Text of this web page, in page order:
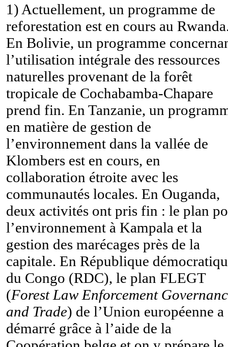
1) Actuellement, un programme de
reforestation est en cours au
En Bolivie, un programme
l’utilisation intégrale des ressources
naturelles provenant de la forêt
tropicale de Cochabamba-Chapare
prend fin. En Tanzanie, un
en matière de gestion de
l’environnement dans la vallée de
Klombers est en cours, en
collaboration étroite avec les
communautés locales. En Ouganda,
deux activités ont pris fin : le plan
l’environnement à Kampala et la
gestion des marécages près de la
capitale. En République
du Congo (RDC), le plan FLEGT
(Forest Law Enforcement
and Trade) de l’Union européenne a
démarré grâce à l’aide de la